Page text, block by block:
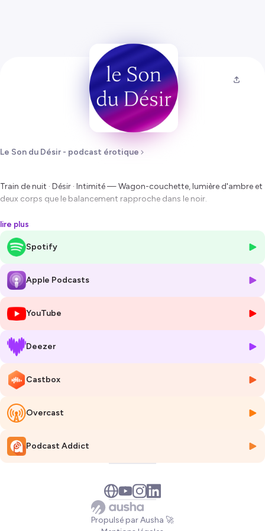
Le Son du Désir - podcast érotique
Train de nuit · Désir · Intimité — Wagon-couchette, lumière d'ambre et
deux corps que le balancement rapproche dans le noir.
Histoire érotique audio
Un quai désert. Un train de nuit pour le sud. Une cabine étroite où deux
corps n'ont d'autre choix que de se serrer. Le balancement des rails
l'obscurité absolue, et derrière un store à moitié baissé, quelque chose
de brûlant se noue en silence. Personne ne sait. Personne n'entend. Il n'y
a que le martèlement des roues pour couvrir ce qui se murmure dans
le noir.
Une fiction sensuelle immersive du podcast Le Son du Désir — fermez
les yeux, montez à bord.
⚠️ Version soft disponible gratuitement sur toutes les plateformes.
🔥 Version intégrale HOT exclusivement sur
Le Son du Désir vous plonge dans des
immersives
Ce podcast célèbre la sexualité féminine et offre un espace intime
🎧 Abonnez-vous et découvrez des centaines d’audios VIP sur
lire plus
Spotify
Apple Podcasts
YouTube
Deezer
Castbox
Overcast
Podcast Addict
Propulsé par Ausha 🚀